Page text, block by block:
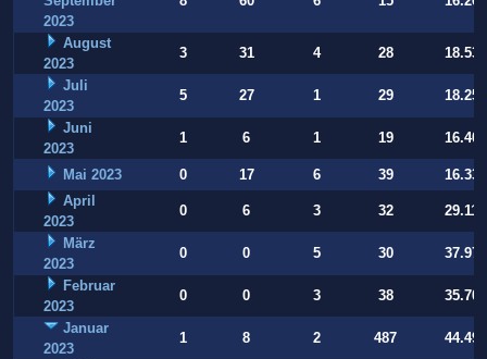
2023
August
2023
3 31 4 28
18.531
Juli
2023
5 27 1 29
18.252
Juni
2023
1 6 1 19 16.409
Mai 2023 0 17 6 39
16.331
April
2023
0 6 3 32
29.112
März
2023
0 0 5 30
37.973
Februar
2023
0 0 3 38
35.709
Januar
2023
1 8 2 487
44.497